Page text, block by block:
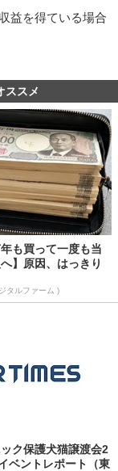
益を得ている場合
ススメ
年も買って一度も当
】原因、はっきり
タルファーム )
ック保護犬猫譲渡会2
ベントレポート（東